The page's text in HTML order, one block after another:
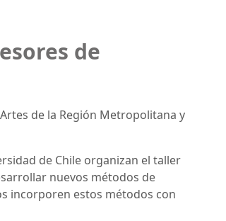
de
de la Región Metropolitana y
de Chile organizan el taller
nuevos métodos de
incorporen estos métodos con